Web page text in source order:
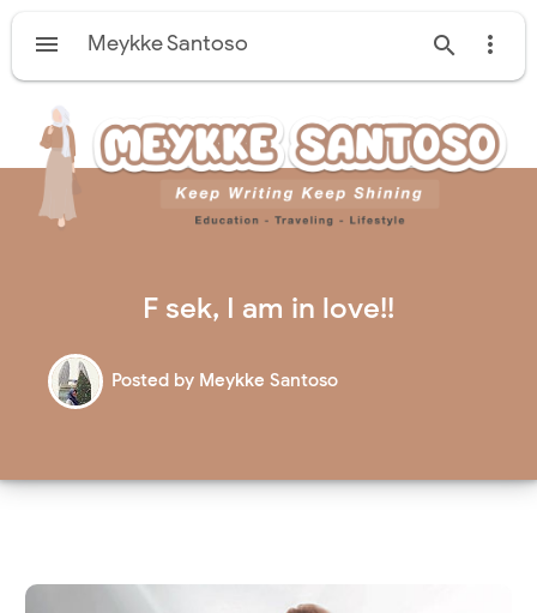
  
Meykke Santoso
F sek, I am in love!!
Posted by Meykke Santoso